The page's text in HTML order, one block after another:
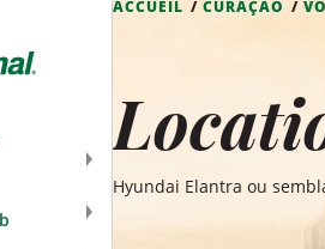
ACCUEIL CURAÇAO
Hyundai Elantra ou